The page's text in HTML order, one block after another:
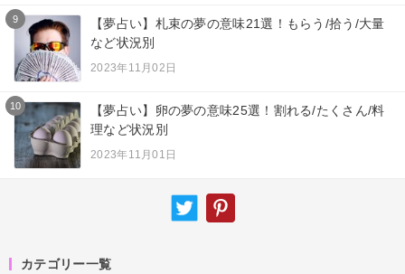
9
【夢占い】札束の夢の意味21選！もらう/拾う/大量
など状況別
2023年11月02日
10
【夢占い】卵の夢の意味25選！割れる/たくさん/料
理など状況別
2023年11月01日
カテゴリー一覧